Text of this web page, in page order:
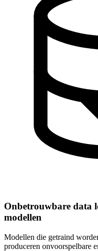
Onbetrouwbare data
modellen
Modellen die getraind
produceren onvoorspelbare